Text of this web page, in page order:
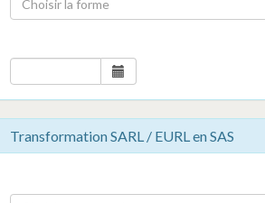
Choisir la forme
Transformation SARL / EURL en SAS